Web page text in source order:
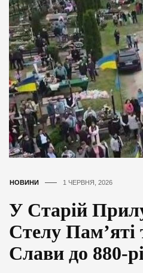
НОВИНИ 1 ЧЕРВНЯ, 2026
У Старій
Стелу
Слави до 880-